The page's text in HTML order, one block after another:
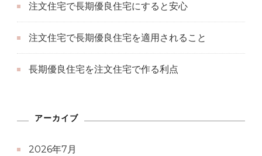
注文住宅で長期優良住宅にすると安心
注文住宅で長期優良住宅を適用されること
長期優良住宅を注文住宅で作る利点
アーカイブ
2026年7月